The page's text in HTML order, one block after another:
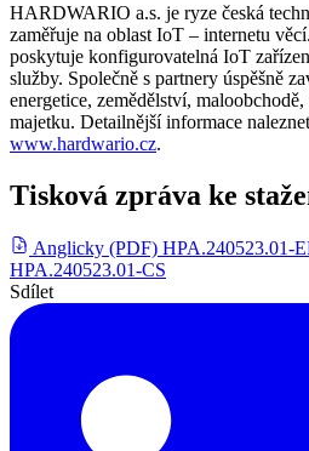
HARDWARIO a.s. je ryze česká
zaměřuje na oblast IoT – internetu
poskytuje konfigurovatelná IoT
služby. Společně s partnery úspěšně
energetice, zemědělství,
majetku. Detailnější informace
www.hardwario.cz.
Tisková zpráva ke
Anglicky (PDF) HPA.240523.01-
HPA.240523.01-CS
Sdílet